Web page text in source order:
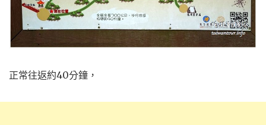
正常往返約40分鐘，